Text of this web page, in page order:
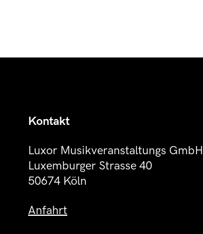
Kontakt
Luxor Musikveranstaltungs GmbH
Luxemburger Strasse 40
50674 Köln
Anfahrt